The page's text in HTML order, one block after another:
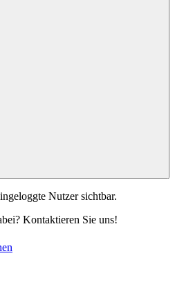
Nutzer sichtbar.
Kontaktieren Sie uns!